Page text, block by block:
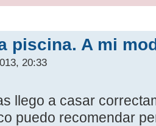
piscina. A mi
20:33
llego a casar
puedo recomendar